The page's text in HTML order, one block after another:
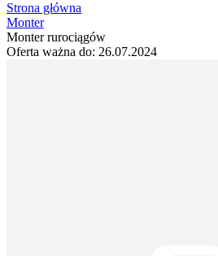
Strona główna
Monter
Monter rurociągów
Oferta ważna do: 26.07.2024